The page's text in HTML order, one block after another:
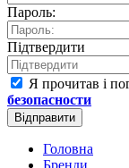
Пароль:
Підтвердити
Я прочитав і
безопасности
Відправити
Головна
Бренди